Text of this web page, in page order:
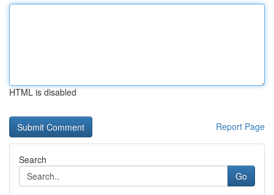
HTML is disabled
Report Page
Search
Go